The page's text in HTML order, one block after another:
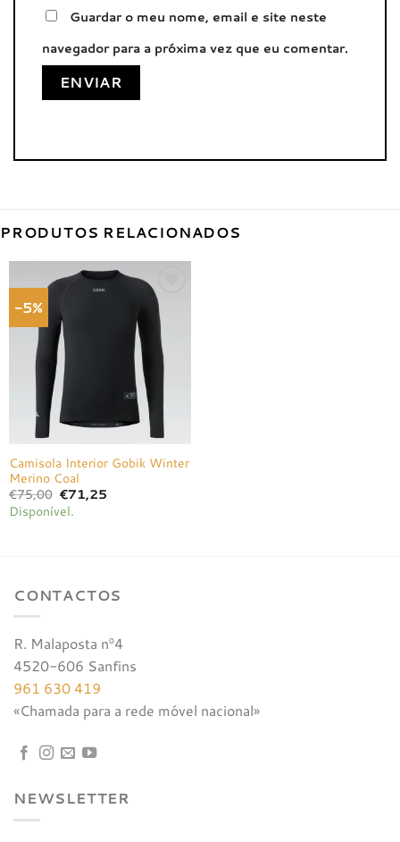
Guardar o meu nome, email e site neste
navegador para a próxima vez que eu comentar.
PRODUTOS RELACIONADOS
-5%
Adicionar
à lista de
Camisola Interior Gobik Winter
Merino Coal
€75,00 O
preço
original
€71,25O
Disponível.
CONTACTOS
R. Malaposta nº4
4520-606 Sanfins
961 630 419
«Chamada para a rede móvel nacional»
NEWSLETTER